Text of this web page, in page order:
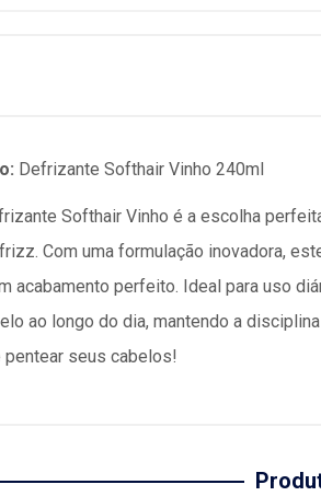
Defrizante Softhair Vinho 240ml
Softhair Vinho é a escolha
Com uma formulação inovadora,
acabamento perfeito. Ideal para uso
ao longo do dia, mantendo a
seus cabelos!